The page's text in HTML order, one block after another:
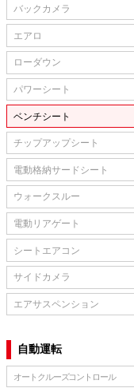
バックカメラ
エアロ
ローダウン
パワーシート
ベンチシート
チップアップシート
電動格納サードシート
ウォークスルー
電動リアゲート
シートエアコン
サイドカメラ
エアサスペンション
自動運転
オートクルーズコントロール